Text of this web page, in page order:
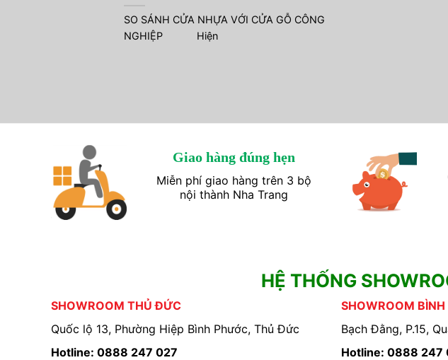
SO SÁNH CỬA NHỰA VỚI CỬA GỖ CÔNG
NGHIỆP Hiện
Giao hàng đúng hẹn
Miễn phí giao hàng trên 3 bộ
nội thành Nha Trang
HỆ THỐNG
SHOWROOM THỦ ĐỨC
Quốc lộ 13, Phường Hiệp Bình Phước, Thủ Đức
Hotline: 0888 247 027
SHOWROOM
Bạch Đằng, P.15,
Hotline: 0888 247